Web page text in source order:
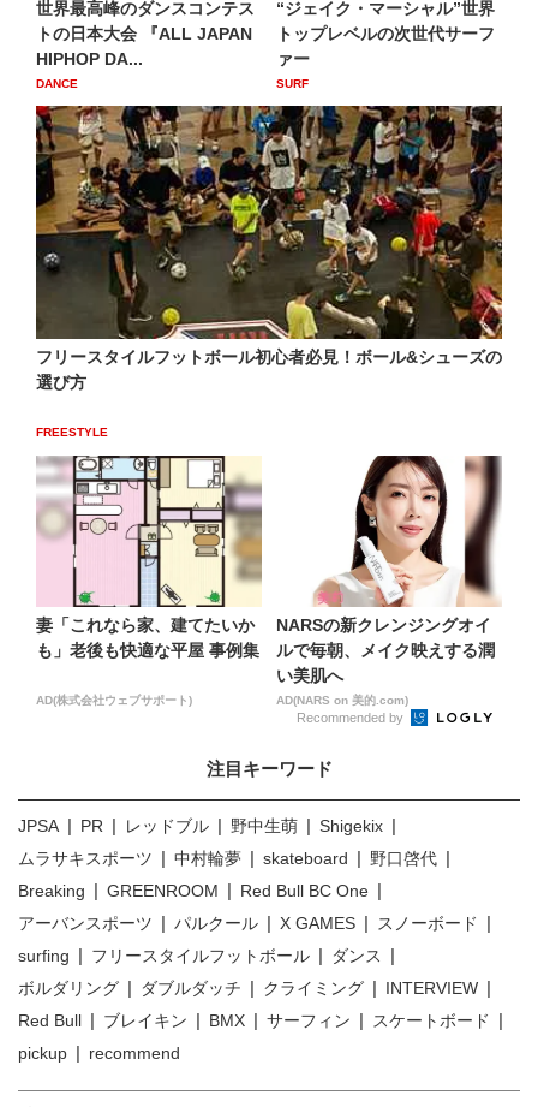
世界最高峰のダンスコンテス
トの日本大会 『ALL JAPAN
HIPHOP DA...
DANCE
“ジェイク・マーシャル”世界
トップレベルの次世代サーフ
ァー
SURF
フリースタイルフットボール初心者必見！ボール&シューズの
選び方
FREESTYLE
妻「これなら家、建てたいか
も」老後も快適な平屋 事例集
AD(株式会社ウェブサポート)
NARSの新クレンジングオイ
ルで毎朝、メイク映えする潤
い美肌へ
AD(NARS on 美的.com)
Recommended by
注目キーワード
JPSA PR レッドブル 野中生萌
Shigekix
ムラサキスポーツ
中村輪夢 skateboard
野口啓代
Breaking
GREENROOM
Red Bull BC One
アーバンスポーツ
パルクール X GAMES
スノーボード
surfing
フリースタイルフットボール
ダンス
ボルダリング
ダブルダッチ クライミング
INTERVIEW
Red Bull
ブレイキン BMX サーフィン
スケートボード
pickup
recommend